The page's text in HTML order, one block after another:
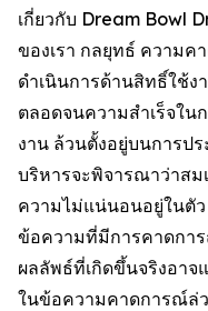
เกี่ยวกับ Dream Bowl
ของเรา กลยุทธ์ ความค
ดำเนินการด้านสิทธิ์ใช้ง
ตลอดจนความสำเร็จใน
งาน ล้วนตั้งอยู่บนการป
บริหารจะพิจารณาว่าส
ความไม่แน่นอนอยู่ในตั
ข้อความที่มีการคาดกา
ผลลัพธ์ที่เกิดขึ้นจริงอาจ
ในข้อความคาดการณ์ล่